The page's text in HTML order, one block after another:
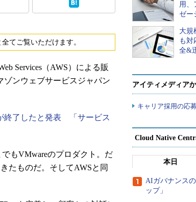
てご覧いただけます。
Services（AWS）による販
ゾンウェブサービスジャパン
終了したと発表 「サービス
もVMwareのプロダクト。だ
たものだ。そしてAWSと同
用、
ゼー
大規
も対
全&
アイティメディア
キャリア採用の応
Cloud Native
本日
AIガバナンス
ップ」